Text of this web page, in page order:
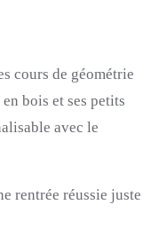
cours de géométrie
bois et ses petits
avec le
rentrée réussie juste